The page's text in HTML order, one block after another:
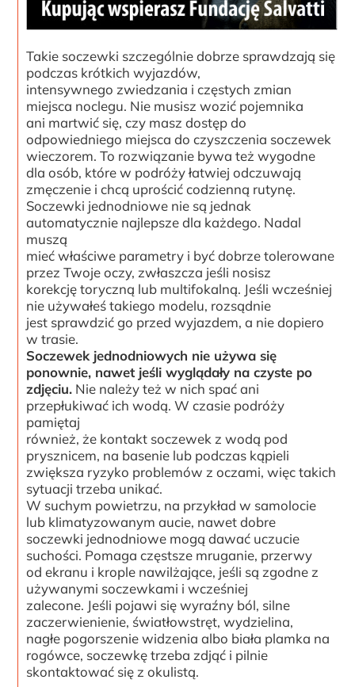
Takie soczewki szczególnie dobrze sprawdzają się
podczas krótkich wyjazdów,
intensywnego zwiedzania i częstych zmian
miejsca noclegu. Nie musisz wozić pojemnika
ani martwić się, czy masz dostęp do
odpowiedniego miejsca do czyszczenia soczewek
wieczorem. To rozwiązanie bywa też wygodne
dla osób, które w podróży łatwiej odczuwają
zmęczenie i chcą uprościć codzienną rutynę.
Soczewki jednodniowe nie są jednak
automatycznie najlepsze dla każdego. Nadal
muszą
mieć właściwe parametry i być dobrze tolerowane
przez Twoje oczy, zwłaszcza jeśli nosisz
korekcję toryczną lub multifokalną. Jeśli wcześniej
nie używałeś takiego modelu, rozsądnie
jest sprawdzić go przed wyjazdem, a nie dopiero
w trasie.
Soczewek jednodniowych nie używa się
ponownie, nawet jeśli wyglądały na czyste po
zdjęciu. Nie należy też w nich spać ani
przepłukiwać ich wodą. W czasie podróży
pamiętaj
również, że kontakt soczewek z wodą pod
prysznicem, na basenie lub podczas kąpieli
zwiększa ryzyko problemów z oczami, więc takich
sytuacji trzeba unikać.
W suchym powietrzu, na przykład w samolocie
lub klimatyzowanym aucie, nawet dobre
soczewki jednodniowe mogą dawać uczucie
suchości. Pomaga częstsze mruganie, przerwy
od ekranu i krople nawilżające, jeśli są zgodne z
używanymi soczewkami i wcześniej
zalecone. Jeśli pojawi się wyraźny ból, silne
zaczerwienienie, światłowstręt, wydzielina,
nagłe pogorszenie widzenia albo biała plamka na
rogówce, soczewkę trzeba zdjąć i pilnie
skontaktować się z okulistą.